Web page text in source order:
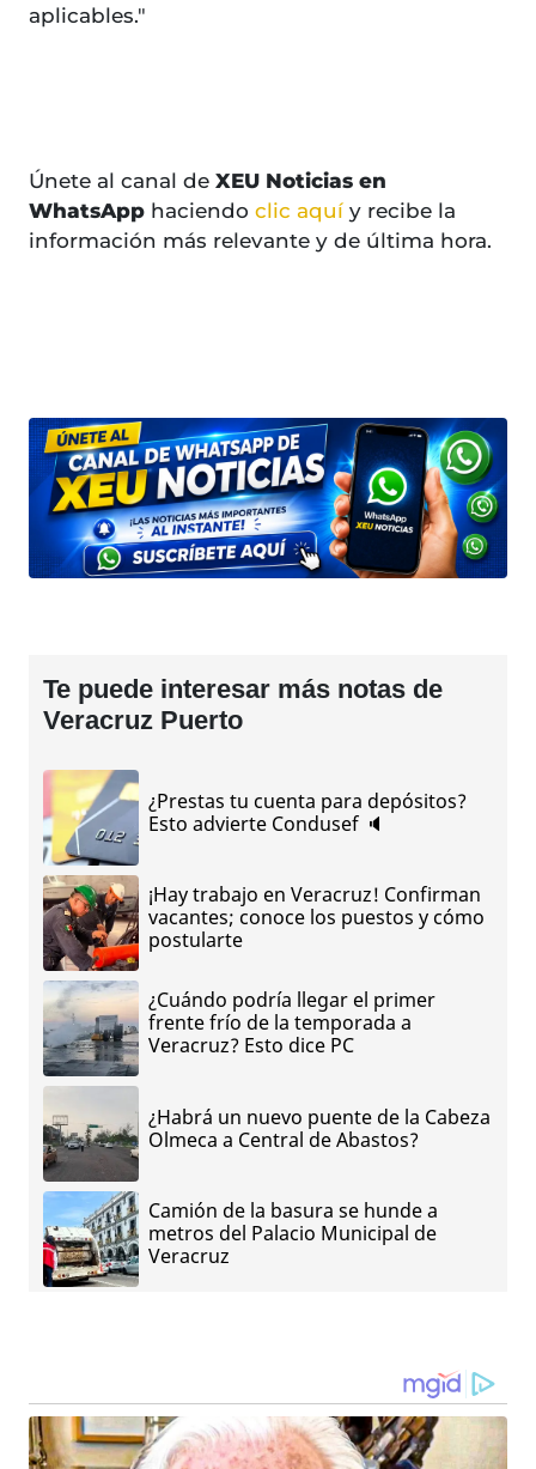
aplicables."
Únete al canal de XEU Noticias en
WhatsApp haciendo clic aquí y recibe la
información más relevante y de última hora.
Te puede interesar más notas de
Veracruz Puerto
¿Prestas tu cuenta para depósitos?
Esto advierte Condusef 🔈
¡Hay trabajo en Veracruz! Confirman
vacantes; conoce los puestos y cómo
postularte
¿Cuándo podría llegar el primer
frente frío de la temporada a
Veracruz? Esto dice PC
¿Habrá un nuevo puente de la Cabeza
Olmeca a Central de Abastos?
Camión de la basura se hunde a
metros del Palacio Municipal de
Veracruz